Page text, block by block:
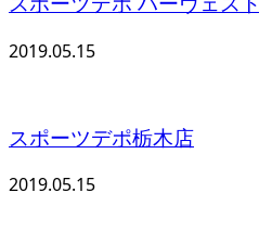
2019.05.15
スポーツデポ栃木店
2019.05.15